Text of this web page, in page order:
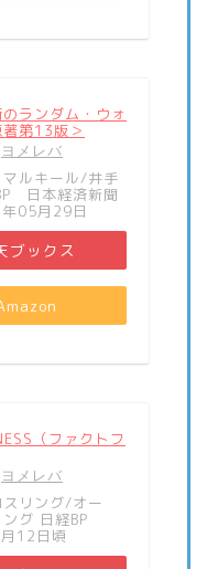
ランダム・ウォ
第13版＞
ヨメレバ
マルキール/井手
日本経済新聞
05月29日
ブックス
（ファクトフ
ヨメレバ
リング/オー
グ 日経BP
12日頃